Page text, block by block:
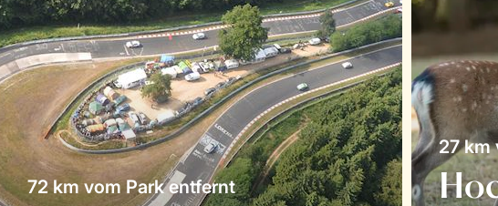
72 km vom Park entfernt
27 km